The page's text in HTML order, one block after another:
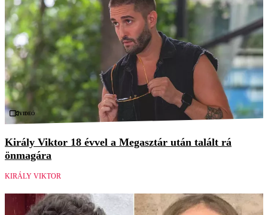
Videó
Király Viktor 18 évvel a Megasztár után talált rá
önmagára
KIRÁLY VIKTOR